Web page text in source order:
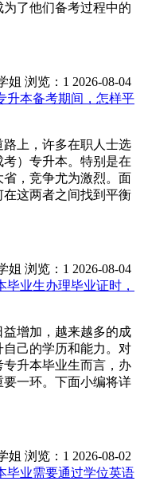
了他们备考过程中的
姐 浏览：1 2026-08-04
升本备考期间，怎样平
上，许多在职人士选
）专升本。特别是在
，竞争尤为激烈。面
这两者之间找到平衡
姐 浏览：1 2026-08-04
业生办理毕业证时，
增加，越来越多的成
己的学历和能力。对
升本毕业生而言，办
一环。下面小编将详
姐 浏览：1 2026-08-02
毕业需要通过学位英语